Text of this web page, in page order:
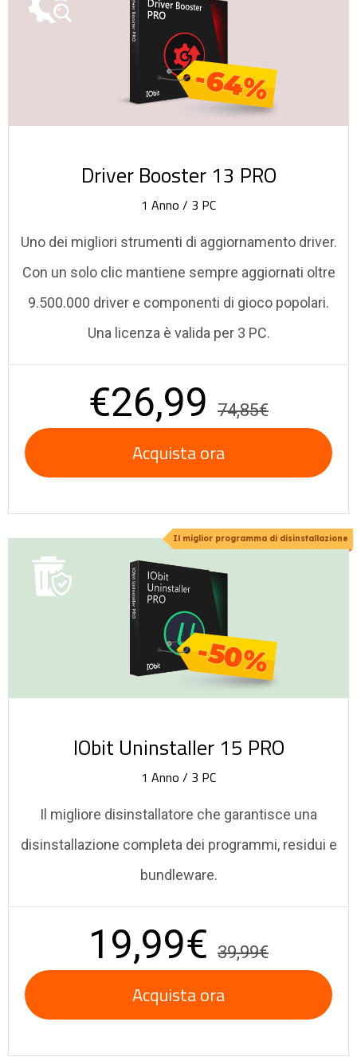
-64%
Driver Booster 13 PRO
1 Anno / 3 PC
Uno dei migliori strumenti di aggiornamento driver.
Con un solo clic mantiene sempre aggiornati oltre
9.500.000 driver e componenti di gioco popolari.
Una licenza è valida per 3 PC.
€26,99 74,85€
Acquista ora
-50%
IObit Uninstaller 15 PRO
1 Anno / 3 PC
Il migliore disinstallatore che garantisce una
disinstallazione completa dei programmi, residui e
bundleware.
19,99€ 39,99€
Acquista ora
Il miglior programma di disinstallazione